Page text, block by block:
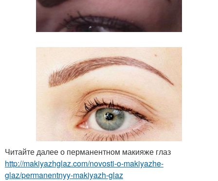
Читайте далее о перманентном макияже глаз
http://makiyazhglaz.com/novosti-o-makiyazhe-
glaz/permanentnyy-makiyazh-glaz